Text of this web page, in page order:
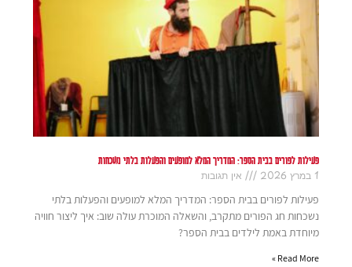
פעילות לפורים בבית הספר: המדריך המלא למופעים והפעלות בלתי נשכחות
1 במרץ 2026
אין תגובות
פעילות לפורים בבית הספר: המדריך המלא למופעים והפעלות בלתי
נשכחות חג הפורים מתקרב, והשאלה המוכרת עולה שוב: איך ליצור חוויה
מיוחדת באמת לילדים בבית הספר?
Read More »